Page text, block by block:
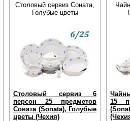
Столовый сервиз Соната,
Голубые цветы
Столовый сервиз 6
персон 25 предметов
Соната (Sonata), Голубые
цветы (Чехия)
15